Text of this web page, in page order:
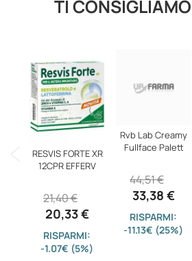
TI
RESVIS FORTE XR
12CPR EFFERV
20,33 €
21,40 €
RISPARMI:
-1.07€ (5%)
Rvb Lab Creamy
Fullface Palett
33,38 €
44,51 €
RISPARMI:
-11.13€ (25%)